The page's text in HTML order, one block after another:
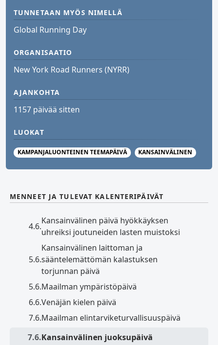
TUNNETAAN MYÖS NIMELLÄ
Global Running Day
ORGANISAATIO
New York Road Runners (NYRR)
AJANKOHTA
1157 päivää sitten
LUOKAT
KAMPANJALUONTEINEN TEEMAPÄIVÄ KANSAINVÄLINEN
MENNEET JA TULEVAT KALENTERIPÄIVÄT
4.6.
Kansainvälinen päivä hyökkäyksen
uhreiksi joutuneiden lasten muistoksi
5.6.
Kansainvälinen laittoman ja
sääntelemättömän kalastuksen
torjunnan päivä
5.6.Maailman ympäristöpäivä
6.6.Venäjän kielen päivä
7.6.Maailman elintarviketurvallisuuspäivä
7.6.Kansainvälinen juoksupäivä